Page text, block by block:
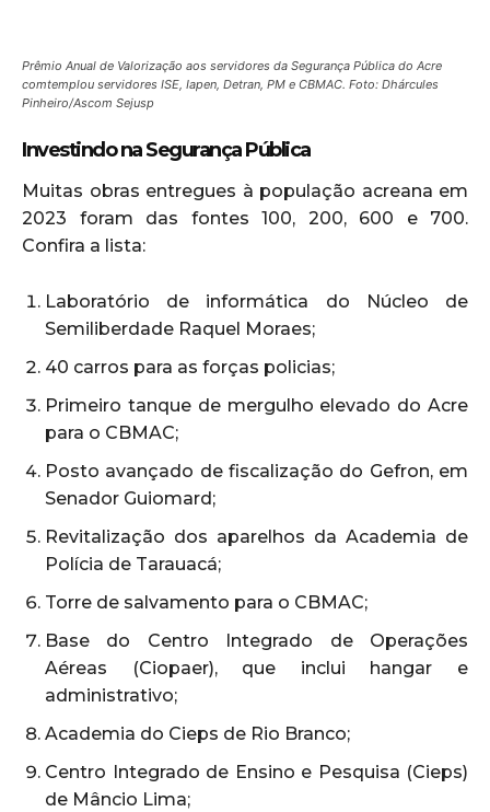
Prêmio Anual de Valorização aos servidores da Segurança Pública do Acre
comtemplou servidores ISE, Iapen, Detran, PM e CBMAC. Foto: Dhárcules
Pinheiro/Ascom Sejusp
Investindo na Segurança Pública
Muitas obras entregues à população acreana em
2023 foram das fontes 100, 200, 600 e 700.
Confira a lista:
Laboratório de informática do Núcleo de
Semiliberdade Raquel Moraes;
40 carros para as forças policias;
Primeiro tanque de mergulho elevado do Acre
para o CBMAC;
Posto avançado de fiscalização do Gefron, em
Senador Guiomard;
Revitalização dos aparelhos da Academia de
Polícia de Tarauacá;
Torre de salvamento para o CBMAC;
Base do Centro Integrado de Operações
Aéreas (Ciopaer), que inclui hangar e
administrativo;
Academia do Cieps de Rio Branco;
Centro Integrado de Ensino e Pesquisa (Cieps)
de Mâncio Lima;